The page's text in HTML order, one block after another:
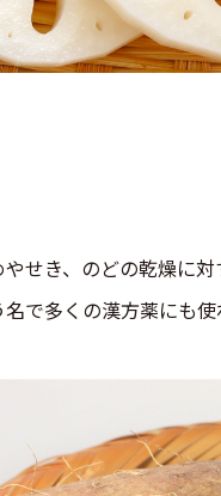
せき、のどの乾燥に
で多くの漢方薬にも